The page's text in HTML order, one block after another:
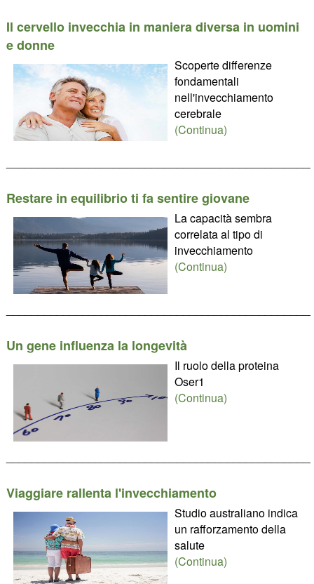
Il cervello invecchia in maniera diversa in uomini
e donne
Scoperte differenze
fondamentali
nell'invecchiamento
cerebrale
(Continua)
Restare in equilibrio ti fa sentire giovane
La capacità sembra
correlata al tipo di
invecchiamento
(Continua)
Un gene influenza la longevità
Il ruolo della proteina
Oser1
(Continua)
Viaggiare rallenta l'invecchiamento
Studio australiano indica
un rafforzamento della
salute
(Continua)